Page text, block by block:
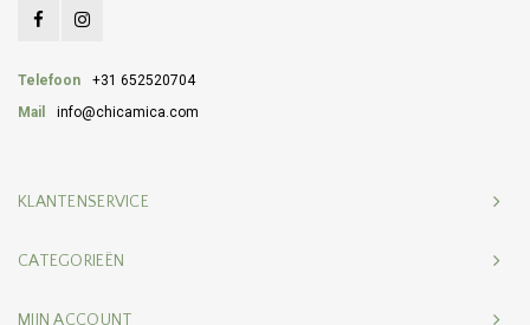
Telefoon
+31 652520704
Mail
info@chicamica.com
KLANTENSERVICE
CATEGORIEËN
MIJN ACCOUNT